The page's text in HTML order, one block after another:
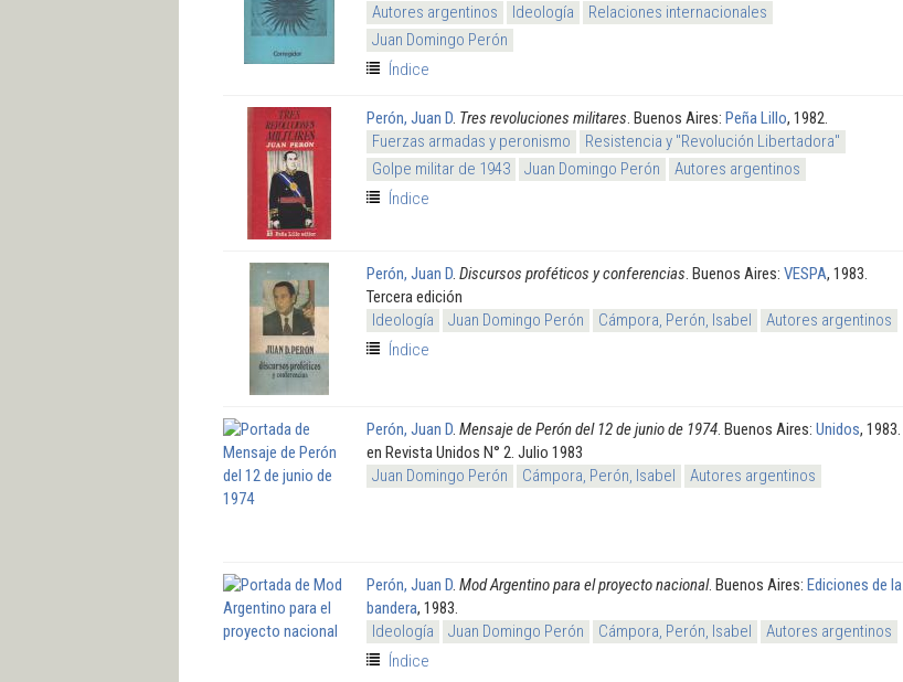
Autores argentinos
Ideología
Relaciones internacionales
Juan Domingo Perón
Índice
Perón, Juan D. Tres revoluciones militares. Buenos Aires: Peña Lillo, 1982.
Fuerzas armadas y peronismo
Resistencia y "Revolución Libertadora"
Golpe militar de 1943
Juan Domingo Perón
Autores argentinos
Índice
Perón, Juan D. Discursos proféticos y conferencias. Buenos Aires: VESPA, 1983.
Tercera edición
Ideología
Juan Domingo Perón Cámpora, Perón, Isabel
Autores argentinos
Índice
Perón, Juan D. Mensaje de Perón del 12 de junio de 1974. Buenos Aires: Unidos, 1983.
en Revista Unidos N° 2. Julio 1983
Juan Domingo Perón
Cámpora, Perón, Isabel Autores argentinos
Perón, Juan D. Mod Argentino para el proyecto nacional. Buenos Aires: Ediciones de la
bandera, 1983.
Ideología
Juan Domingo Perón Cámpora, Perón, Isabel
Autores argentinos
Índice